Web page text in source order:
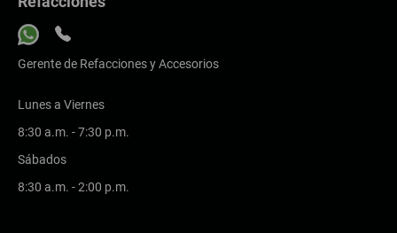
Gerente de Refacciones y Accesorios
Lunes a Viernes
8:30 a.m. - 7:30 p.m.
Sábados
8:30 a.m. - 2:00 p.m.